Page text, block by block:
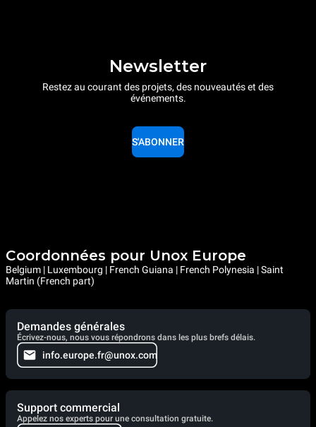
Newsletter
Restez au courant des projets, des nouveautés et des
événements.
S'ABONNER
Coordonnées pour Unox Europe
Belgium | Luxembourg | French Guiana | French Polynesia | Saint
Martin (French part)
Demandes générales
Écrivez-nous, nous vous répondrons dans les plus brefs délais.
info.europe.fr@unox.com
Support commercial
Appelez nos experts pour une consultation gratuite.